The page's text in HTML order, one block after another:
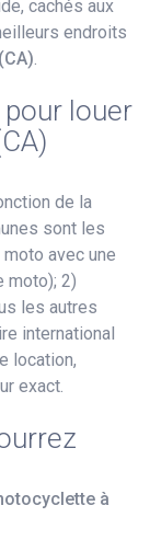
cachés aux
endroits
.
louer
de la
sont les
avec une
moto); 2)
les autres
international
location,
exact.
à